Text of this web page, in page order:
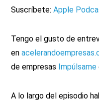
Suscríbete:Apple
Tengo el gusto de
en
de empresas Impúlsame
A lo largo del episodio